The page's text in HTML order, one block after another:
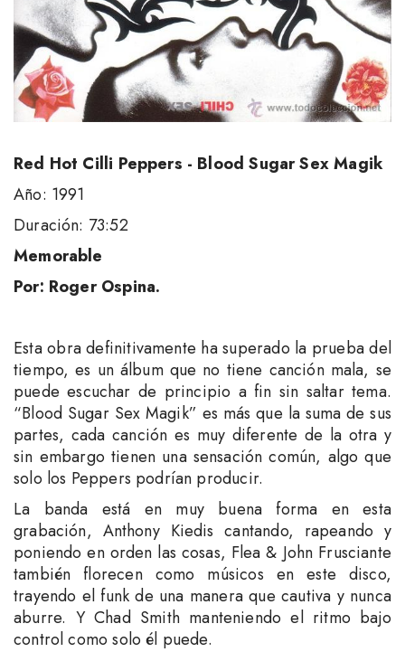
Red Hot Cilli Peppers - Blood Sugar Sex Magik
Año: 1991
Duración: 73:52
Memorable
Por: Roger Ospina.
Esta obra definitivamente ha superado la prueba del
tiempo, es un álbum que no tiene canción mala, se
puede escuchar de principio a fin sin saltar tema.
“Blood Sugar Sex Magik” es más que la suma de sus
partes, cada canción es muy diferente de la otra y
sin embargo tienen una sensación común, algo que
solo los Peppers podrían producir.
La banda está en muy buena forma en esta
grabación, Anthony Kiedis cantando, rapeando y
poniendo en orden las cosas, Flea & John Frusciante
también florecen como músicos en este disco,
trayendo el funk de una manera que cautiva y nunca
aburre. Y Chad Smith manteniendo el ritmo bajo
control como solo él puede.